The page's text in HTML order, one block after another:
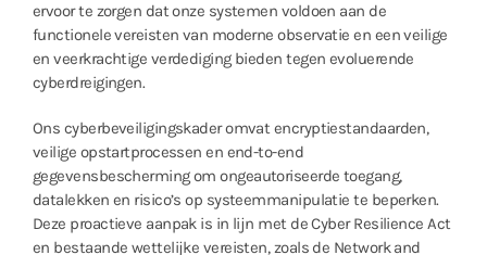
ervoor te zorgen dat onze systemen voldoen aan de
functionele vereisten van moderne observatie en een veilige
en veerkrachtige verdediging bieden tegen evoluerende
cyberdreigingen.
Ons cyberbeveiligingskader omvat encryptiestandaarden,
veilige opstartprocessen en end-to-end
gegevensbescherming om ongeautoriseerde toegang,
datalekken en risico’s op systeemmanipulatie te beperken.
Deze proactieve aanpak is in lijn met de Cyber ​​Resilience Act
en bestaande wettelijke vereisten, zoals de Network and